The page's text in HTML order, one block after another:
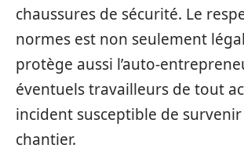
chaussures de sécurité. Le
normes est non seulement
protège aussi l’auto-
éventuels travailleurs de tout
incident susceptible de
chantier.